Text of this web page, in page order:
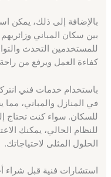
بالإضافة إلى ذلك، يمكن
بين سكان المباني وزائريهم
للمستخدمين التحدث
كفاءة العمل ويرفع من
باستخدام خدمات فني
في المنازل والمباني،
للسكان. سواء كنت تحتاج
للنظام الحالي، يمكنك
الحلول المثلى لاحتياجاتك.
استشارات فنية قبل شراء